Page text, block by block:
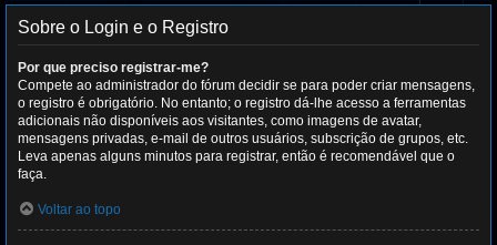
Sobre o Login e o Registro
Por que preciso registrar-me?
Compete ao administrador do fórum decidir se para poder criar mensagens,
o registro é obrigatório. No entanto; o registro dá-lhe acesso a ferramentas
adicionais não disponíveis aos visitantes, como imagens de avatar,
mensagens privadas, e-mail de outros usuários, subscrição de grupos, etc.
Leva apenas alguns minutos para registrar, então é recomendável que o
faça.
Voltar ao topo